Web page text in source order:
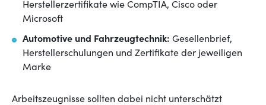
Herstellerzertifikate wie CompTIA, Cisco oder
Microsoft
Automotive und Fahrzeugtechnik: Gesellenbrief,
Herstellerschulungen und Zertifikate der jeweiligen
Marke
Arbeitszeugnisse sollten dabei nicht unterschätzt